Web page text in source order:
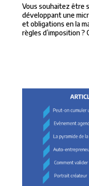
Vous souhaitez être
développant une
et obligations en la
règles d’imposition ?